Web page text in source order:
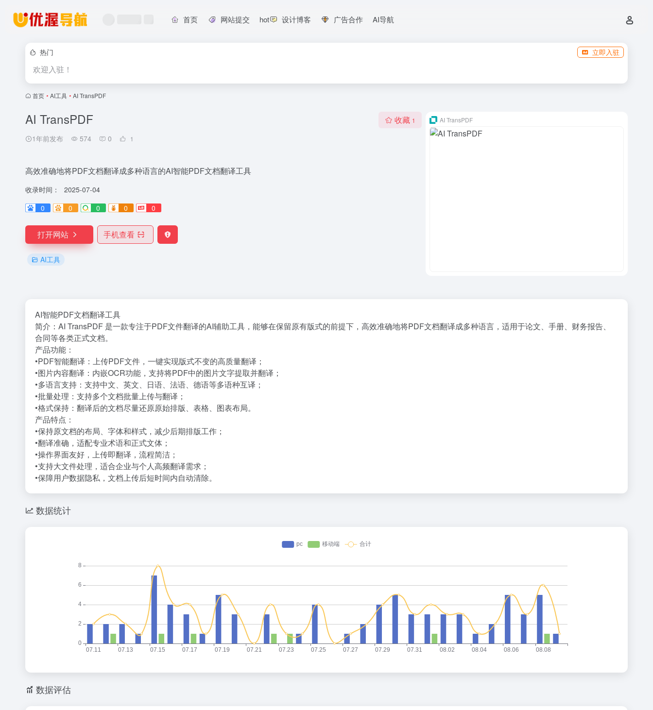
首页 网站提交 hot 设计博客 广告合作 AI导航
热门 立即入驻
欢迎入驻！
首页 • AI工具 • AI TransPDF
AI TransPDF
1年前发布 574 0 1
收藏 1
高效准确地将PDF文档翻译成多种语言的AI智能PDF文档翻译工具
收录时间：
2025-07-04
0
0 0 0 0
打开网站 手机查看
AI工具
AI TransPDF
AI智能PDF文档翻译工具
简介：AI TransPDF 是一款专注于PDF文件翻译的AI辅助工具，能够在保留原有版式的前提下，高效准确地将PDF文档翻译成多种语言，适用于论文、手册、财务报告、
合同等各类正式文档。
产品功能：
•PDF智能翻译：上传PDF文件，一键实现版式不变的高质量翻译；
•图片内容翻译：内嵌OCR功能，支持将PDF中的图片文字提取并翻译；
•多语言支持：支持中文、英文、日语、法语、德语等多语种互译；
•批量处理：支持多个文档批量上传与翻译；
•格式保持：翻译后的文档尽量还原原始排版、表格、图表布局。
产品特点：
•保持原文档的布局、字体和样式，减少后期排版工作；
•翻译准确，适配专业术语和正式文体；
•操作界面友好，上传即翻译，流程简洁；
•支持大文件处理，适合企业与个人高频翻译需求；
•保障用户数据隐私，文档上传后短时间内自动清除。
数据统计
数据评估